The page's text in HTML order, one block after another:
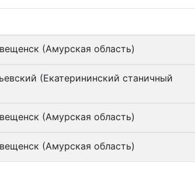
(Амурская область)
(Екатерининский станичный
(Амурская область)
(Амурская область)